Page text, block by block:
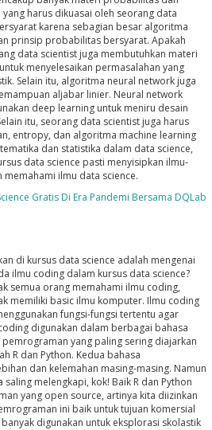
harus dikuasai oleh seorang data
karena sebagian besar algoritma
prinsip probabilitas bersyarat. Apakah
data scientist juga membutuhkan materi
menyelesaikan permasalahan yang
Selain itu, algoritma neural network juga
aljabar linier. Neural network
deep learning untuk meniru desain
itu, seorang data scientist juga harus
entropy, dan algoritma machine learning
dan statistika dalam data science,
data science pasti menyisipkan ilmu-
ilmu data science.
Gratis Di Era Pandemi Bersama DQLab
di kursus data science adalah mengenai
ilmu coding dalam kursus data science?
semua orang memahami ilmu coding,
memiliki basic ilmu komputer. Ilmu coding
fungsi-fungsi tertentu agar
digunakan dalam berbagai bahasa
yang paling sering diajarkan
R dan Python. Kedua bahasa
dan kelemahan masing-masing. Namun
melengkapi, kok! Baik R dan Python
yang open source, artinya kita diizinkan
ini baik untuk tujuan komersial
digunakan untuk eksplorasi skolastik